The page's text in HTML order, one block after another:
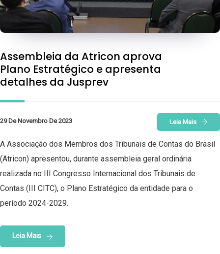
Assembleia da Atricon aprova
Plano Estratégico e apresenta
detalhes da Jusprev
29 De Novembro De 2023 Leia Mais
A Associação dos Membros dos Tribunais de Contas do Brasil
(Atricon) apresentou, durante assembleia geral ordinária
realizada no III Congresso Internacional dos Tribunais de
Contas (III CITC), o Plano Estratégico da entidade para o
período 2024-2029.
Leia Mais